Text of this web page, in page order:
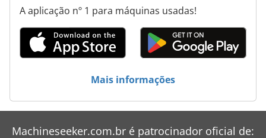
Metba
Meuser
Muega
A aplicação nº 1 para máquinas usadas!
Mais informações
Machineseeker.com.br é patrocinador oficial de: